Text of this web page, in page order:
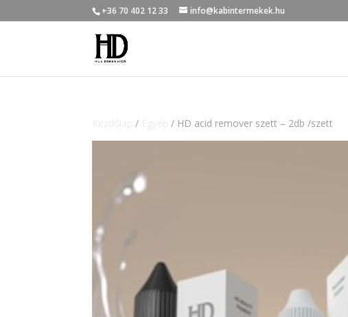
+36 70 402 12 33 info@kabintermekek.hu
/ / HD acid remover szett – 2db /szett